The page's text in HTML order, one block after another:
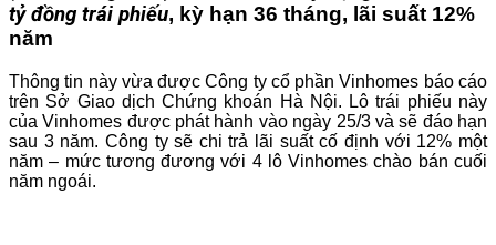
tỷ đồng trái phiếu, kỳ hạn 36 tháng, lãi suất 12%
năm
Thông tin này vừa được Công ty cổ phần Vinhomes báo cáo
trên Sở Giao dịch Chứng khoán Hà Nội. Lô trái phiếu này
của Vinhomes được phát hành vào ngày 25/3 và sẽ đáo hạn
sau 3 năm. Công ty sẽ chi trả lãi suất cố định với 12% một
năm – mức tương đương với 4 lô Vinhomes chào bán cuối
năm ngoái.